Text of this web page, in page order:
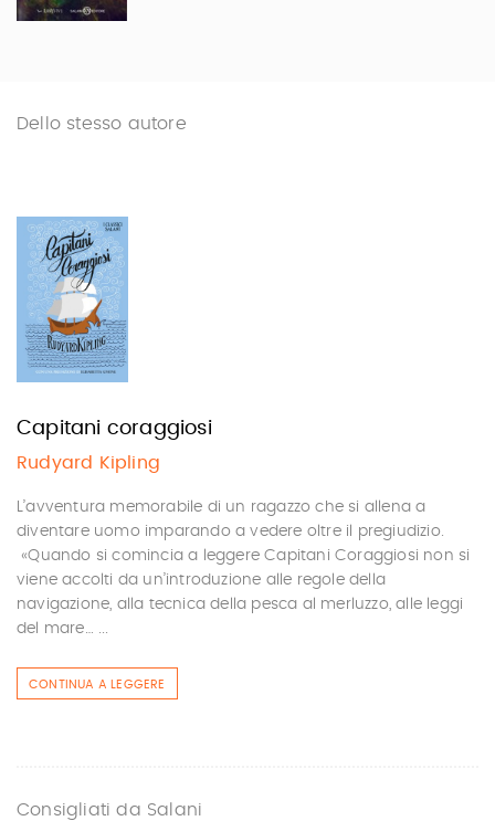
Dello stesso autore
Capitani coraggiosi
Rudyard Kipling
L’avventura memorabile di un ragazzo che si allena a
diventare uomo imparando a vedere oltre il pregiudizio.
«Quando si comincia a leggere Capitani Coraggiosi non si
viene accolti da un’introduzione alle regole della
navigazione, alla tecnica della pesca al merluzzo, alle leggi
del mare… ...
CONTINUA A LEGGERE
Consigliati da Salani